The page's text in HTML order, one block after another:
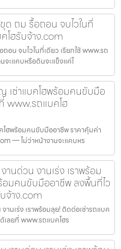
ด ถม รื้อถอน จบไวในที่
โฮรับจ้าง.com
อน จบไวในที่เดียว เรียกใช้ www.รถ
จะแคบหรือดินจะแข็งแค่ไ
เช่าแบคโฮพร้อมคนขับมือ
www.รถแบคโฮ
โฮพร้อมคนขับมืออาชีพ ราคาคุ้มค่า
— ไม่ว่าหน้างานจะแคบหร
นด่วน งานเร่ง เราพร้อม
อมคนขับมืออาชีพ ลงพื้นที่ไว
จ้าง.com
นเร่ง เราพร้อมลุย! ติดต่อเช่ารถแบค
ลยที่ www.รถแบคโฮร